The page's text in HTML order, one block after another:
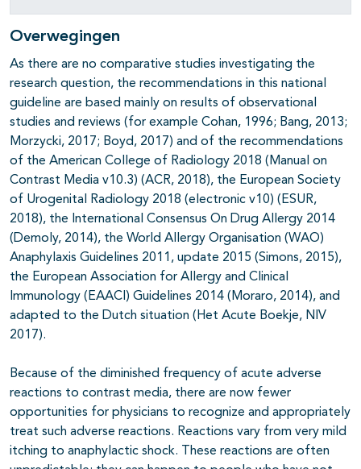
Overwegingen
As there are no comparative studies investigating the
research question, the recommendations in this national
guideline are based mainly on results of observational
studies and reviews (for example Cohan, 1996; Bang, 2013;
Morzycki, 2017; Boyd, 2017) and of the recommendations
of the American College of Radiology 2018 (Manual on
Contrast Media v10.3) (ACR, 2018), the European Society
of Urogenital Radiology 2018 (electronic v10) (ESUR,
2018), the International Consensus On Drug Allergy 2014
(Demoly, 2014), the World Allergy Organisation (WAO)
Anaphylaxis Guidelines 2011, update 2015 (Simons, 2015),
the European Association for Allergy and Clinical
Immunology (EAACI) Guidelines 2014 (Moraro, 2014), and
adapted to the Dutch situation (Het Acute Boekje, NIV
2017).
Because of the diminished frequency of acute adverse
reactions to contrast media, there are now fewer
opportunities for physicians to recognize and appropriately
treat such adverse reactions. Reactions vary from very mild
itching to anaphylactic shock. These reactions are often